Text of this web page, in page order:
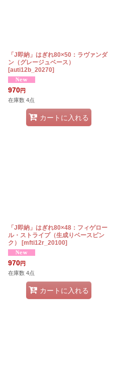
「J即納」はぎれ80×50：ラヴァンダ
ン（グレージュベース）
[auti12b_20270]
970円
在庫数 4点
カートに入れる
「J即納」はぎれ80×48：フィゲロー
ル・ストライプ（生成りベースピン
ク）
[mfti12r_20100]
970円
在庫数 4点
カートに入れる